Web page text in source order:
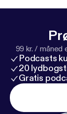
99 kr. / måned
Podcasts
20
Gratis